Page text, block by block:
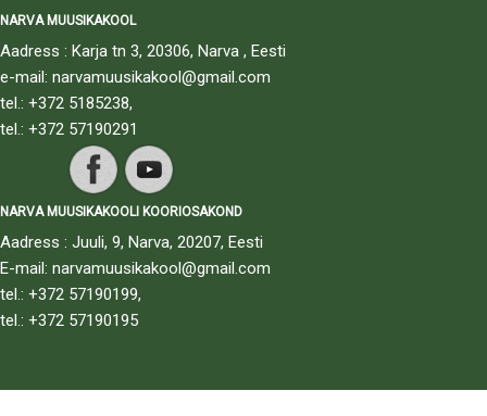
NARVA MUUSIKAKOOL
Aadress : Karja tn 3, 20306, Narva , Eesti
e-mail: narvamuusikakool@gmail.com
tel.: +372 5185238,
tel.: +372 57190291
NARVA MUUSIKAKOOLI KOORIOSAKOND
Aadress : Juuli, 9, Narva, 20207, Eesti
E-mail: narvamuusikakool@gmail.com
tel.: +372 57190199,
tel.: +372 57190195